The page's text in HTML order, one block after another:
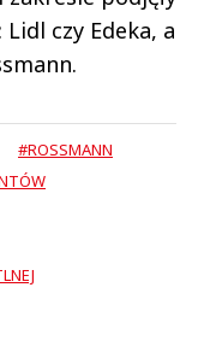
czy Edeka, a
#ROSSMANN